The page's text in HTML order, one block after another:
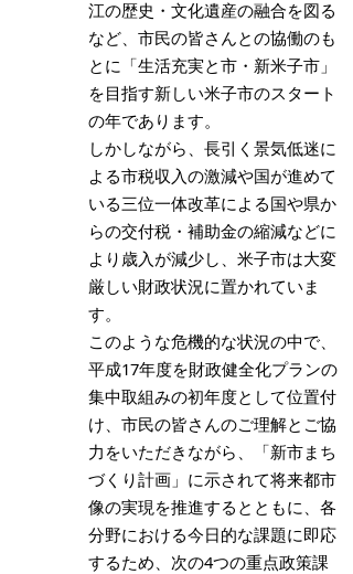
江の歴史・文化遺産の融合を図る
など、市民の皆さんとの協働のも
とに「生活充実と市・新米子市」
を目指す新しい米子市のスタート
の年であります。
しかしながら、長引く景気低迷に
よる市税収入の激減や国が進めて
いる三位一体改革による国や県か
らの交付税・補助金の縮減などに
より歳入が減少し、米子市は大変
厳しい財政状況に置かれていま
す。
このような危機的な状況の中で、
平成17年度を財政健全化プランの
集中取組みの初年度として位置付
け、市民の皆さんのご理解とご協
力をいただきながら、「新市まち
づくり計画」に示されて将来都市
像の実現を推進するとともに、各
分野における今日的な課題に即応
するため、次の4つの重点政策課